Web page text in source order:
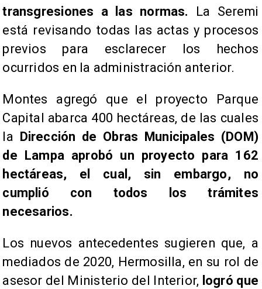
transgresiones a las normas.
La Seremi
está revisando todas las actas y procesos
previos para esclarecer los hechos
ocurridos en la administración anterior.
Montes agregó que el proyecto Parque
Capital abarca 400 hectáreas, de las cuales
la
Dirección de Obras Municipales (DOM)
de Lampa aprobó un proyecto para 162
hectáreas, el cual, sin embargo, no
cumplió con todos los trámites
necesarios.
Los nuevos antecedentes sugieren que, a
mediados de 2020, Hermosilla, en su rol de
asesor del Ministerio del Interior, logró que